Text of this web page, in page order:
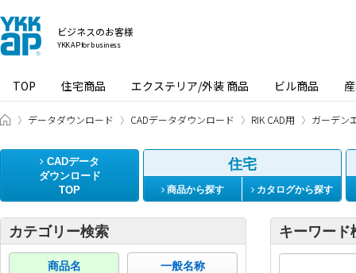
ビジネスのお客様
YKK AP for business
TOP 住宅商品 エクステリア/外装 商品 ビル商品
ビジネスのお客様 HOME
データダウンロード CADデータダウンロード RIK CAD用 ガーデン
CADデータ
ダウンロード
TOP
住宅
商品から探す カタログから探す
カテゴリー検索
商品名 一般名称
キーワード